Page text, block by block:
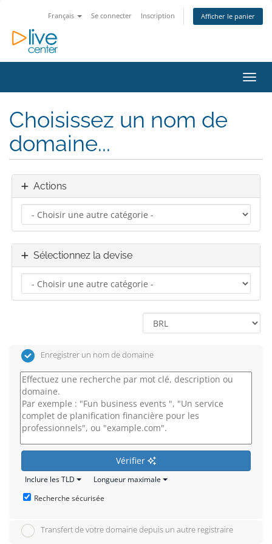
Français Se connecter Inscription Afficher le panier
Choisissez un nom de
domaine...
Actions
Sélectionnez la devise
Enregistrer un nom de domaine
Vérifier
Inclure les TLD
Longueur maximale
Recherche sécurisée
Transfert de votre domaine depuis un autre registraire